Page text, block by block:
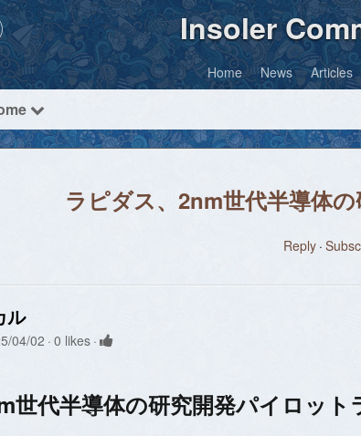
Insoler
Home News Articles
ラピダス、2nm世代半導体
Reply
ル
04/02 0 likes
世代半導体の研究開発パイロット